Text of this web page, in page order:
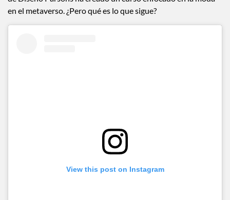
en el metaverso. ¿Pero qué es lo que sigue?
View this post on Instagram